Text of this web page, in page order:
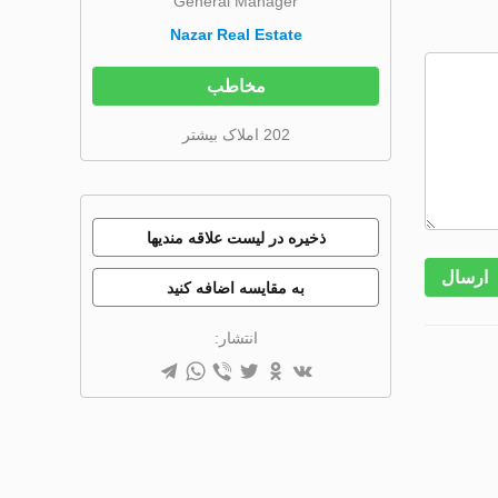
ارسال
Nazar Real Estate
مخاطب
202 املاک بیشتر
ذخیره در لیست علاقه مندیها
به مقایسه اضافه کنید
انتشار: